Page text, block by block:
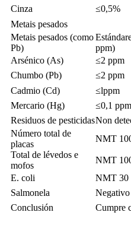
Cinza
≤0,5%
Metais pesados
Metais pesados ​​(como
Pb)
ppm)
Arsénico (As)
≤2 ppm
Chumbo (Pb)
≤2 ppm
Cadmio (Cd)
≤lppm
Mercario (Hg)
≤0,1 ppm
Residuos de pesticidasNon
Número total de
placas
NMT
Total de lévedos e
mofos
NMT
E. coli
NMT 30
Salmonela
Negativo
Conclusión
Cumpre